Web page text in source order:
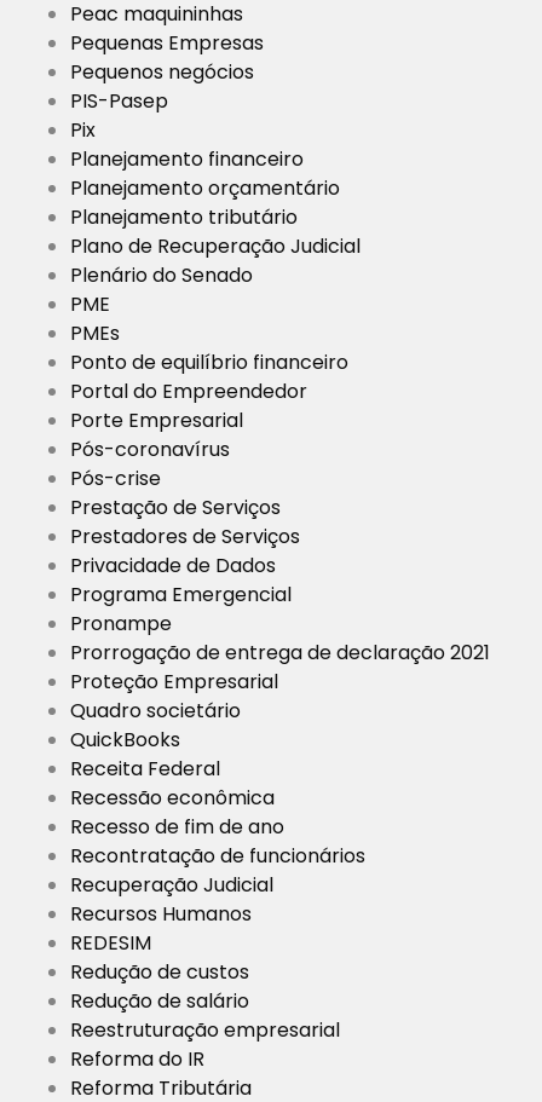
Peac maquininhas
Pequenas Empresas
Pequenos negócios
PIS-Pasep
Pix
Planejamento financeiro
Planejamento orçamentário
Planejamento tributário
Plano de Recuperação Judicial
Plenário do Senado
PME
PMEs
Ponto de equilíbrio financeiro
Portal do Empreendedor
Porte Empresarial
Pós-coronavírus
Pós-crise
Prestação de Serviços
Prestadores de Serviços
Privacidade de Dados
Programa Emergencial
Pronampe
Prorrogação de entrega de declaração 2021
Proteção Empresarial
Quadro societário
QuickBooks
Receita Federal
Recessão econômica
Recesso de fim de ano
Recontratação de funcionários
Recuperação Judicial
Recursos Humanos
REDESIM
Redução de custos
Redução de salário
Reestruturação empresarial
Reforma do IR
Reforma Tributária